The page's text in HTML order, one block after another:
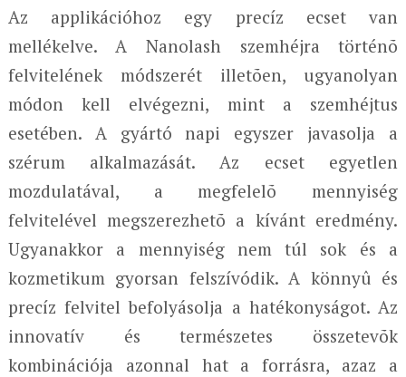
Az applikációhoz egy precíz ecset van
mellékelve. A Nanolash szemhéjra történõ
felvitelének módszerét illetõen, ugyanolyan
módon kell elvégezni, mint a szemhéjtus
esetében. A gyártó napi egyszer javasolja a
szérum alkalmazását. Az ecset egyetlen
mozdulatával, a megfelelõ mennyiség
felvitelével megszerezhetõ a kívánt eredmény.
Ugyanakkor a mennyiség nem túl sok és a
kozmetikum gyorsan felszívódik. A könnyû és
precíz felvitel befolyásolja a hatékonyságot. Az
innovatív és természetes összetevõk
kombinációja azonnal hat a forrásra, azaz a